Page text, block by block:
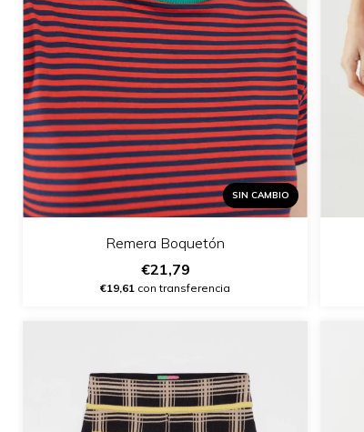
SIN CAMBIO
Remera Boquetón
€21,79
€19,61 con transferencia